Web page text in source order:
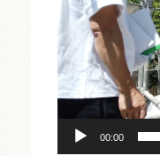
00:00